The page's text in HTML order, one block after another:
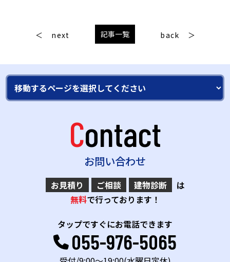
next 記事一覧 back
Contact
お問い合わせ
お見積り ご相談 建物診断
は
無料で行っております！
タップですぐにお電話できます
055-976-5065